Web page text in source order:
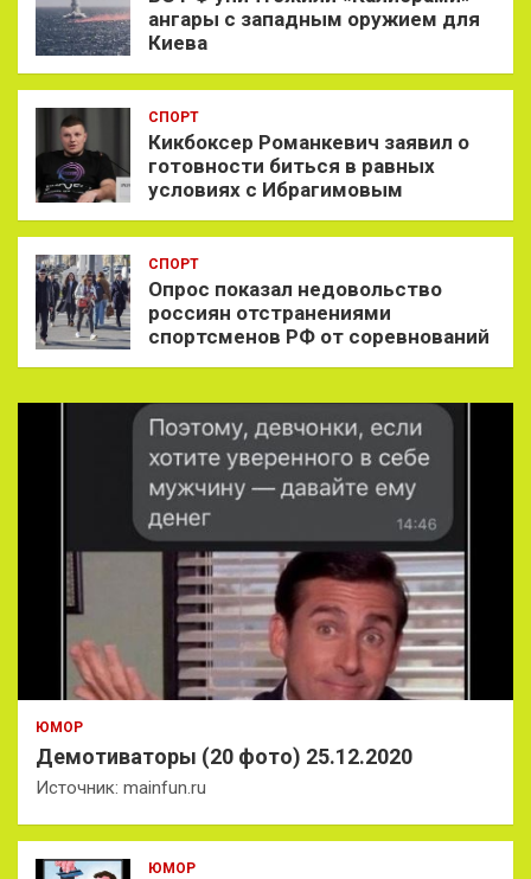
ангары с западным оружием для
Киева
СПОРТ
Кикбоксер Романкевич заявил о
готовности биться в равных
условиях с Ибрагимовым
СПОРТ
Опрос показал недовольство
россиян отстранениями
спортсменов РФ от соревнований
ЮМОР
Демотиваторы (20 фото) 25.12.2020
Источник: mainfun.ru
ЮМОР